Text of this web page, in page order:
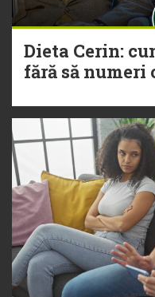
Dieta Cerin:
fără să